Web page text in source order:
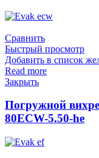
Сравнить
Быстрый просмотр
Добавить в список
Read more
Закрыть
Погружной
80ECW-5.50-he